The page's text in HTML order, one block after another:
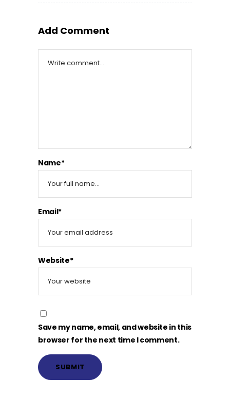
Add Comment
Name*
Email*
Website*
Save my name, email, and website in this
browser for the next time I comment.